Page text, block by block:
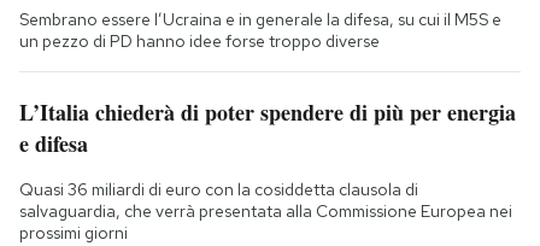
Sembrano essere l’Ucraina e in generale la difesa, su cui il M5S e
un pezzo di PD hanno idee forse troppo diverse
L’Italia chiederà di poter spendere di più per energia
e difesa
Quasi 36 miliardi di euro con la cosiddetta clausola di
salvaguardia, che verrà presentata alla Commissione Europea nei
prossimi giorni